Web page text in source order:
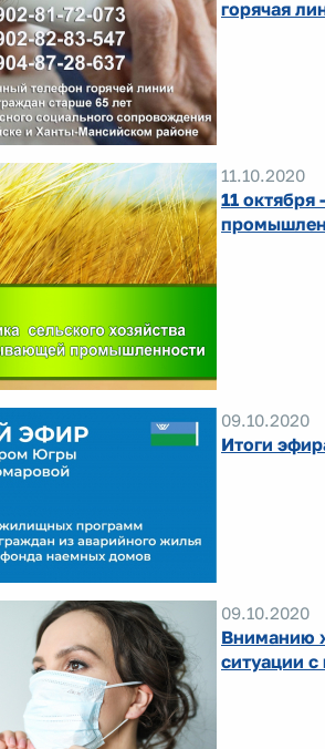
горячая
11.10.2020
11 октября
09.10.2020
Итоги
09.10.2020
Вниманию
ситуации